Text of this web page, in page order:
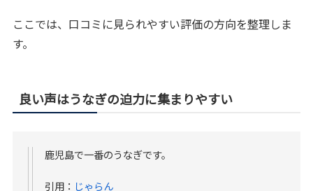
ここでは、口コミに見られやすい評価の方向を整理しま
す。
良い声はうなぎの迫力に集まりやすい
鹿児島で一番のうなぎです。
引用： じゃらん